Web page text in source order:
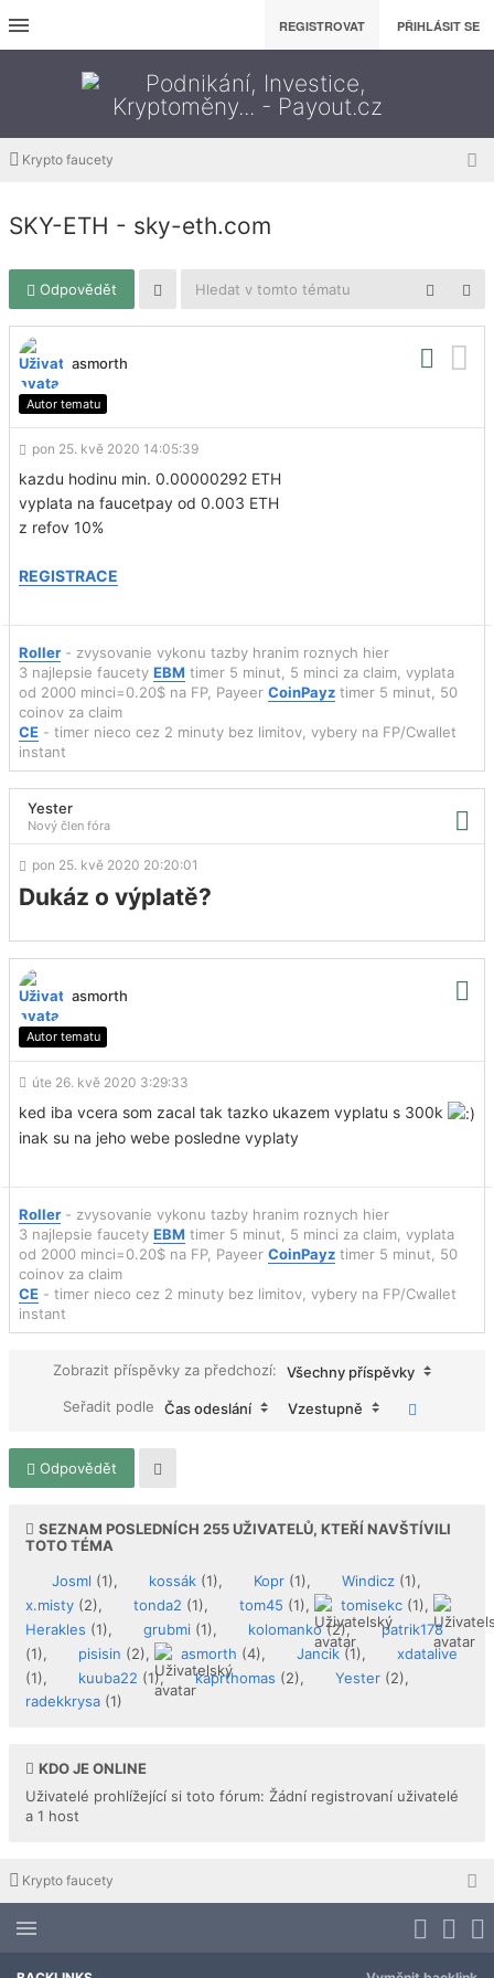
REGISTROVAT PŘIHLÁSIT SE
Krypto faucety
SKY-ETH - sky-eth.com
Odpovědět
asmorth
Autor tematu
pon 25. kvě 2020 14:05:39
kazdu hodinu min. 0.00000292 ETH
vyplata na faucetpay od 0.003 ETH
z refov 10%
REGISTRACE
Roller - zvysovanie vykonu tazby hranim roznych hier
3 najlepsie faucety EBM timer 5 minut, 5 minci za claim, vyplata
od 2000 minci=0.20$ na FP, Payeer CoinPayz timer 5 minut, 50
coinov za claim
CE - timer nieco cez 2 minuty bez limitov, vybery na FP/Cwallet
instant
Yester
Nový člen fóra
pon 25. kvě 2020 20:20:01
Dukáz o výplatě?
asmorth
Autor tematu
úte 26. kvě 2020 3:29:33
ked iba vcera som zacal tak tazko ukazem vyplatu s 300k
inak su na jeho webe posledne vyplaty
Roller - zvysovanie vykonu tazby hranim roznych hier
3 najlepsie faucety EBM timer 5 minut, 5 minci za claim, vyplata
od 2000 minci=0.20$ na FP, Payeer CoinPayz timer 5 minut, 50
coinov za claim
CE - timer nieco cez 2 minuty bez limitov, vybery na FP/Cwallet
instant
Zobrazit příspěvky za předchozí:
Všechny příspěvky
Seřadit podle
Čas odeslání Vzestupně
Odpovědět
SEZNAM POSLEDNÍCH 255UŽIVATELŮ, KTEŘÍ NAVŠTÍVILI
TOTO TÉMA
Josml (1), kossák (1), Kopr (1), Windicz (1),
x.misty (2), tonda2 (1), tom45 (1), tomisekc (1),
Herakles (1), grubmi (1), kolomanko(2),
patrik178
(1),
pisisin (2), asmorth (4), Jancik(1),
xdatalive
(1),
kuuba22 (1), kaprthomas (2), Yester (2),
radekkrysa (1)
KDO JE ONLINE
Uživatelé prohlížející si toto fórum: Žádní registrovaní uživatelé
a 1 host
Krypto faucety